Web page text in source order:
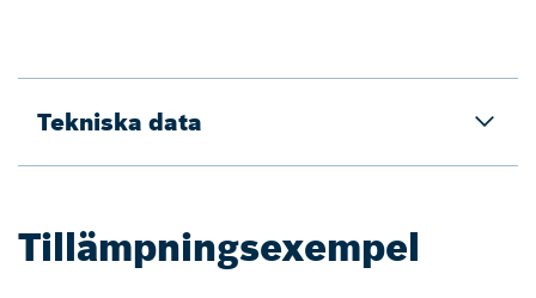
Tekniska data
Tillämpningsexempel